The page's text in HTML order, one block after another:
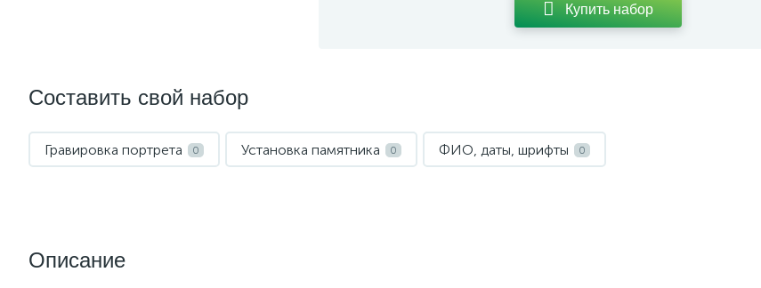
Купить набор
Составить свой набор
Гравировка портрета 0 Установка памятника 0 ФИО, даты, шрифты 0
Описание